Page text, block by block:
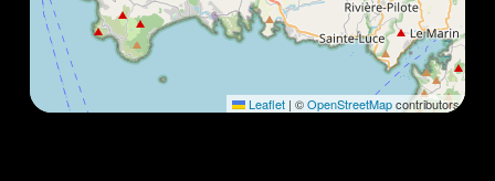
Leaflet | ©OpenStreetMapcontributors